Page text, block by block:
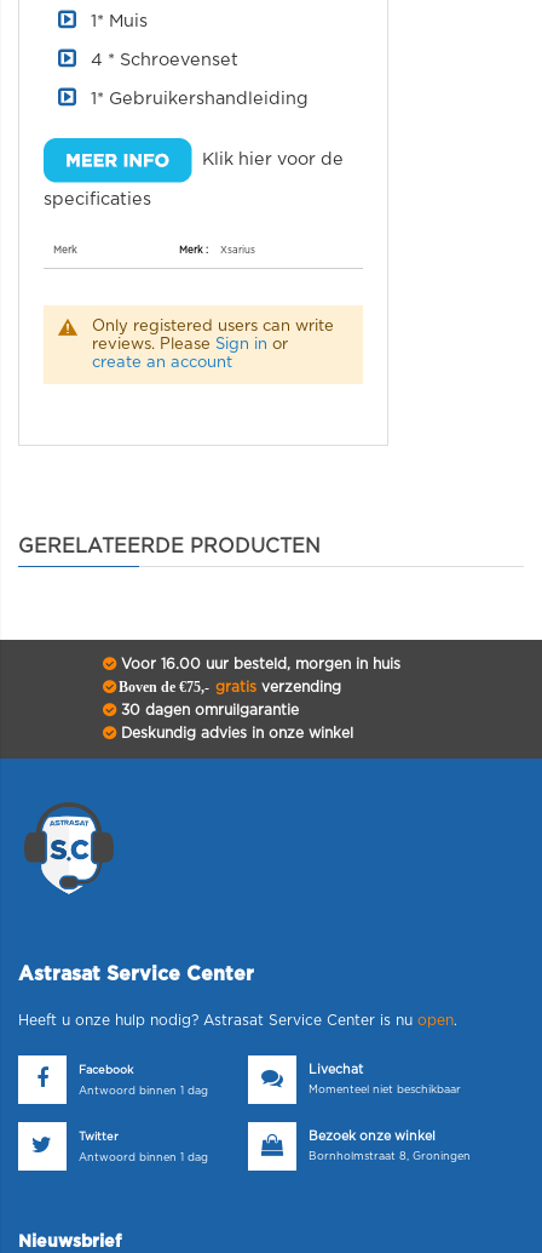
1* Muis
4 * Schroevenset
1* Gebruikershandleiding
Klik hier voor de
specificaties
Merk
Xsarius
Only registered users can write
reviews. Please Sign in or
create an account
GERELATEERDE PRODUCTEN
Voor 16.00 uur besteld, morgen in huis
Boven de €75,- gratisverzending
30 dagen omruilgarantie
Deskundig advies in onze winkel
Astrasat Service Center
Heeft u onze hulp nodig? Astrasat Service Center is nu open.
Facebook
Antwoord binnen 1 dag
Livechat
Momenteel niet beschikbaar
Twitter
Antwoord binnen 1 dag
Bezoek onze winkel
Bornholmstraat 8, Groningen
Nieuwsbrief